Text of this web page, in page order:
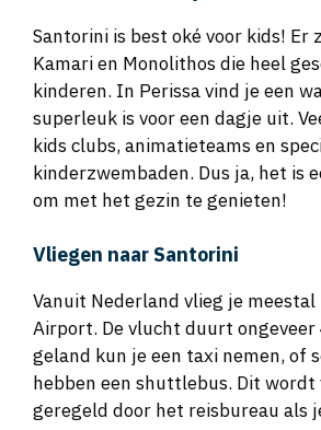
Kamari en Monolithos die heel
kinderen. In Perissa vind je een
superleuk is voor een dagje uit.
kids clubs, animatieteams en
kinderzwembaden. Dus ja, het is
om met het gezin te genieten!
Airport. De vlucht duurt ongeveer
geland kun je een taxi nemen, of
hebben een shuttlebus. Dit wordt
geregeld door het reisbureau als
gekozen hebt. Er zijn ook lokale